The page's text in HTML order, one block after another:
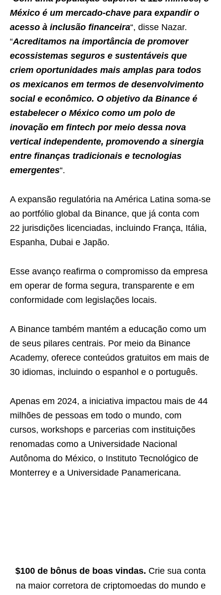
México é um mercado-chave para expandir o
acesso à inclusão financeira“, disse Nazar.
“Acreditamos na importância de promover
ecossistemas seguros e sustentáveis que
criem oportunidades mais amplas para todos
os mexicanos em termos de desenvolvimento
social e econômico. O objetivo da Binance é
estabelecer o México como um polo de
inovação em fintech por meio dessa nova
vertical independente, promovendo a sinergia
entre finanças tradicionais e tecnologias
emergentes“.
A expansão regulatória na América Latina soma-se
ao portfólio global da Binance, que já conta com
22 jurisdições licenciadas, incluindo França, Itália,
Espanha, Dubai e Japão.
Esse avanço reafirma o compromisso da empresa
em operar de forma segura, transparente e em
conformidade com legislações locais.
A Binance também mantém a educação como um
de seus pilares centrais. Por meio da Binance
Academy, oferece conteúdos gratuitos em mais de
30 idiomas, incluindo o espanhol e o português.
Apenas em 2024, a iniciativa impactou mais de 44
milhões de pessoas em todo o mundo, com
cursos, workshops e parcerias com instituições
renomadas como a Universidade Nacional
Autônoma do México, o Instituto Tecnológico de
Monterrey e a Universidade Panamericana.
$100 de bônus de boas vindas. Crie sua conta
na maior corretora de criptomoedas do mundo e